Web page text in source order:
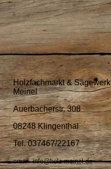
Holzfachmarkt & Sägewerk
Meinel
Auerbacherstr. 308
08248 Klingenthal
Tel. 037467/22167
email: info@holz-meinel.de